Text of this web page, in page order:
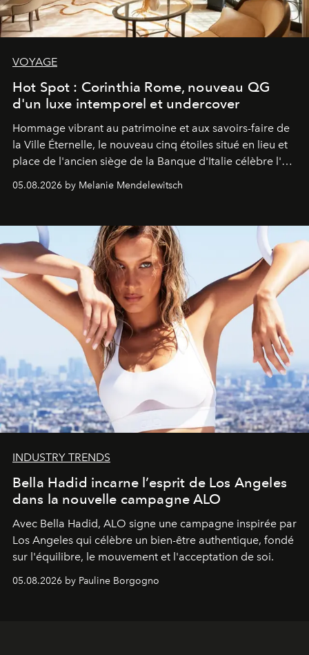
VOYAGE
Hot Spot : Corinthia Rome, nouveau QG
d'un luxe intemporel et undercover
Hommage vibrant au patrimoine et aux savoirs-faire de
la Ville Éternelle, le nouveau cinq étoiles situé en lieu et
place de l'ancien siège de la Banque d'Italie célèbre l'art
05.08.2026 by Melanie Mendelewitsch
INDUSTRY TRENDS
Bella Hadid incarne l’esprit de Los Angeles
dans la nouvelle campagne ALO
Avec Bella Hadid, ALO signe une campagne inspirée par
Los Angeles qui célèbre un bien-être authentique, fondé
sur l'équilibre, le mouvement et l'acceptation de soi.
05.08.2026 by Pauline Borgogno